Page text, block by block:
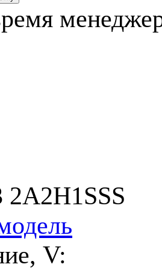
2A2H1SSS
V: